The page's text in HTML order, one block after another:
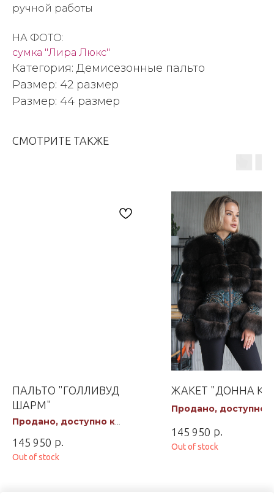
ручной работы
НА ФОТО:
сумка "Лира Люкс"
Категория: Демисезонные пальто
Размер: 42 размер
Размер: 44 размер
СМОТРИТЕ ТАКЖЕ
ПАЛЬТО "ГОЛЛИВУД
ШАРМ"
Продано, доступно к
145 950 р.
Out of stock
ЖАКЕТ "ДОННА
Продано, доступно к
145 950 р.
Out of stock